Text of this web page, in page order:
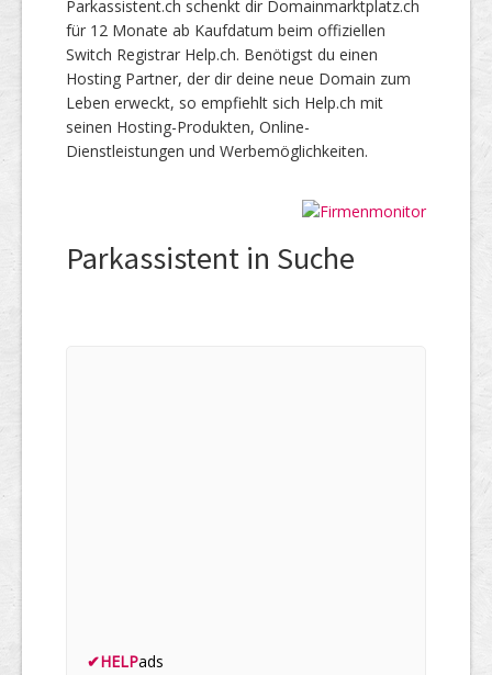
Parkassistent.ch schenkt dir Domainmarktplatz.ch
für 12 Monate ab Kaufdatum beim offiziellen
Switch Registrar Help.ch. Benötigst du einen
Hosting Partner, der dir deine neue Domain zum
Leben erweckt, so empfiehlt sich Help.ch mit
seinen Hosting-Produkten, Online-
Dienstleistungen und Werbemöglichkeiten.
Parkassistent in Suche
✔HELPads